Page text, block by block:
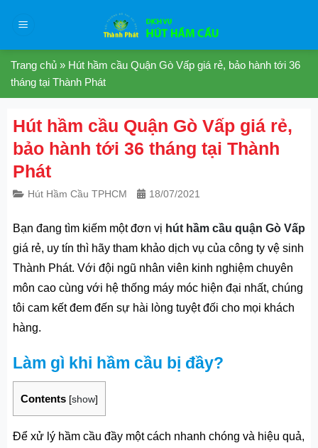
Trang chủ » Hút hầm cầu Quận Gò Vấp giá rẻ, bảo hành tới 36
tháng tại Thành Phát
Hút hầm cầu Quận Gò Vấp giá rẻ,
bảo hành tới 36 tháng tại Thành
Phát
Hút Hầm Cầu TPHCM 18/07/2021
Bạn đang tìm kiếm một đơn vị hút hầm cầu quận Gò Vấp
giá rẻ, uy tín thì hãy tham khảo dịch vụ của công ty vệ sinh
Thành Phát. Với đội ngũ nhân viên kinh nghiệm chuyên
môn cao cùng với hệ thống máy móc hiện đại nhất, chúng
tôi cam kết đem đến sự hài lòng tuyệt đối cho mọi khách
hàng.
Làm gì khi hầm cầu bị đầy?
Contents [show]
Để xử lý hầm cầu đầy một cách nhanh chóng và hiệu quả,